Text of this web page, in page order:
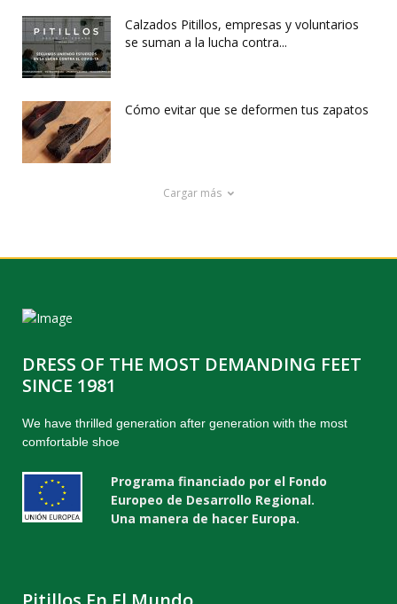
Calzados Pitillos, empresas y voluntarios
se suman a la lucha contra...
Cómo evitar que se deformen tus zapatos
Cargar más
DRESS OF THE MOST DEMANDING FEET
SINCE 1981
We have thrilled generation after generation with the most
comfortable shoe
Programa financiado por el Fondo
Europeo de Desarrollo Regional.
Una manera de hacer Europa.